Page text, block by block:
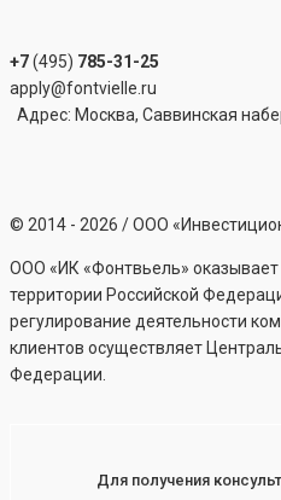
+7(495) 785-31-25
apply@fontvielle.ru
Адрес: Москва, Саввинская
© 2014 - 2026 / ООО
ООО «ИК «Фонтвьель» оказывает
территории Российской
регулирование деятельности
клиентов осуществляет
Федерации.
Для получения